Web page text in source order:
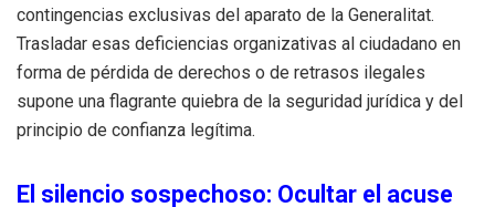
contingencias exclusivas del aparato de la Generalitat.
Trasladar esas deficiencias organizativas al ciudadano en
forma de pérdida de derechos o de retrasos ilegales
supone una flagrante quiebra de la seguridad jurídica y del
principio de confianza legítima.
El silencio sospechoso: Ocultar el acuse